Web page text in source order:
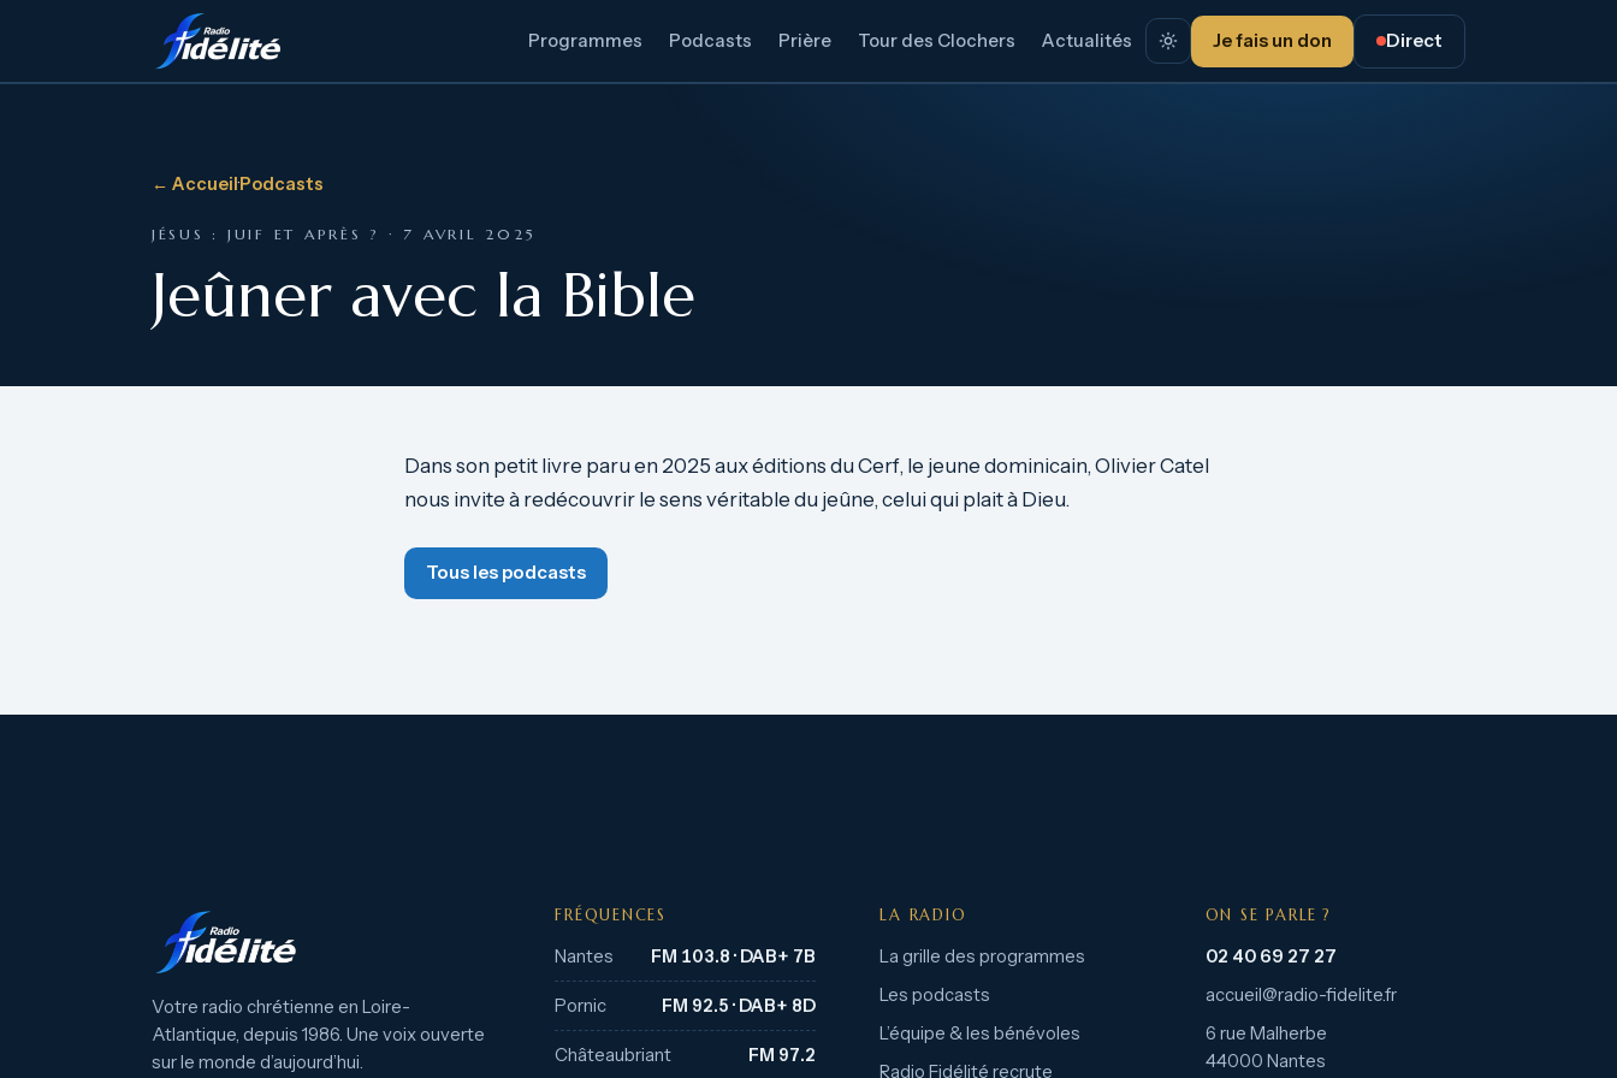
Programmes Podcasts Prière Tour des Clochers Actualités Je fais un don Direct
← Accueil·Podcasts
JÉSUS : JUIF ET APRÈS ? · 7 AVRIL 2025
Jeûner avec la Bible
Dans son petit livre paru en 2025 aux éditions du Cerf, le jeune dominicain, Olivier Catel
nous invite à redécouvrir le sens véritable du jeûne, celui qui plait à Dieu.
Tous les podcasts
Votre radio chrétienne en Loire-
Atlantique, depuis 1986. Une voix ouverte
sur le monde d’aujourd’hui.
FRÉQUENCES
Nantes FM 103.8 · DAB+ 7B
Pornic FM 92.5 · DAB+ 8D
Châteaubriant FM 97.2
LA RADIO
La grille des programmes
Les podcasts
L’équipe & les bénévoles
Radio Fidélité recrute
ON SE PARLE ?
02 40 69 27 27
accueil@radio-fidelite.fr
6 rue Malherbe
44000 Nantes